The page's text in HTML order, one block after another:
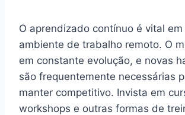
O aprendizado contínuo é vital em
ambiente de trabalho remoto. O
em constante evolução, e novas
são frequentemente necessárias
manter competitivo. Invista em
workshops e outras formas de